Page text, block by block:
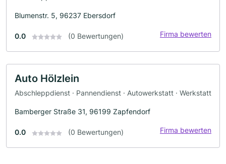
Blumenstr. 5, 96237 Ebersdorf
0.0 (0 Bewertungen) Firma bewerten
Auto Hölzlein
Abschleppdienst · Pannendienst · Autowerkstatt · Werkstatt
Bamberger Straße 31, 96199 Zapfendorf
0.0 (0 Bewertungen) Firma bewerten